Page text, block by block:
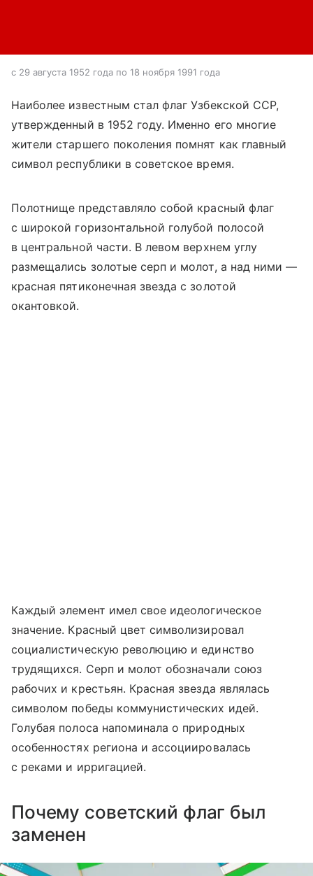
с 29 августа 1952 года по 18 ноября 1991 года
Наиболее известным стал флаг Узбекской ССР,
утвержденный в 1952 году. Именно его многие
жители старшего поколения помнят как главный
символ республики в советское время.
Полотнище представляло собой красный флаг
с широкой горизонтальной голубой полосой
в центральной части. В левом верхнем углу
размещались золотые серп и молот, а над ними —
красная пятиконечная звезда с золотой
окантовкой.
Каждый элемент имел свое идеологическое
значение. Красный цвет символизировал
социалистическую революцию и единство
трудящихся. Серп и молот обозначали союз
рабочих и крестьян. Красная звезда являлась
символом победы коммунистических идей.
Голубая полоса напоминала о природных
особенностях региона и ассоциировалась
с реками и ирригацией.
Почему советский флаг был
заменен